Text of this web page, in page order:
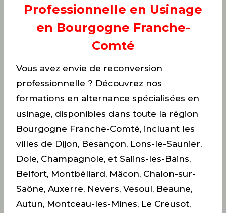
Professionnelle en Usinage
en Bourgogne Franche-
Comté
Vous avez envie de reconversion
professionnelle ? Découvrez nos
formations en alternance spécialisées en
usinage, disponibles dans toute la région
Bourgogne Franche-Comté, incluant les
villes de Dijon, Besançon, Lons-le-Saunier,
Dole, Champagnole, et Salins-les-Bains,
Belfort, Montbéliard, Mâcon, Chalon-sur-
Saône, Auxerre, Nevers, Vesoul, Beaune,
Autun, Montceau-les-Mines, Le Creusot,